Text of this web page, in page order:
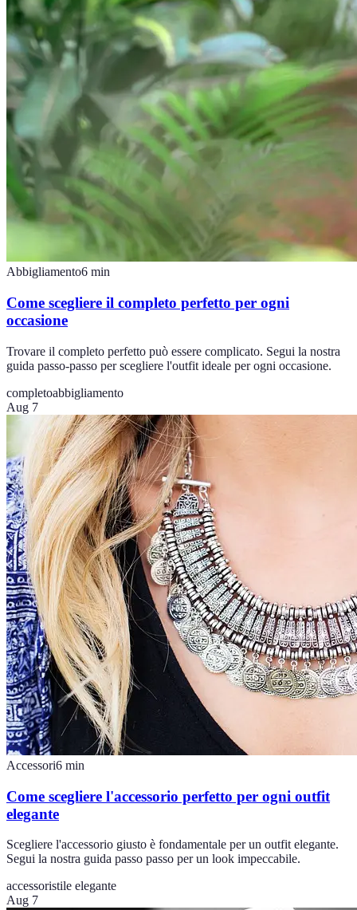
Abbigliamento6 min
Come scegliere il completo perfetto per ogni
occasione
Trovare il completo perfetto può essere complicato. Segui la nostra
guida passo-passo per scegliere l'outfit ideale per ogni occasione.
completoabbigliamento
Aug 7
Accessori6 min
Come scegliere l'accessorio perfetto per ogni outfit
elegante
Scegliere l'accessorio giusto è fondamentale per un outfit elegante.
Segui la nostra guida passo passo per un look impeccabile.
accessoristile elegante
Aug 7